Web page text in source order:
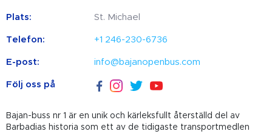
Plats: St. Michael
Telefon: +1 246-230-6736
E-post: info@bajanopenbus.com
Följ oss på
Bajan-buss nr 1 är en unik och kärleksfullt återställd del av
Barbadias historia som ett av de tidigaste transportmedlen